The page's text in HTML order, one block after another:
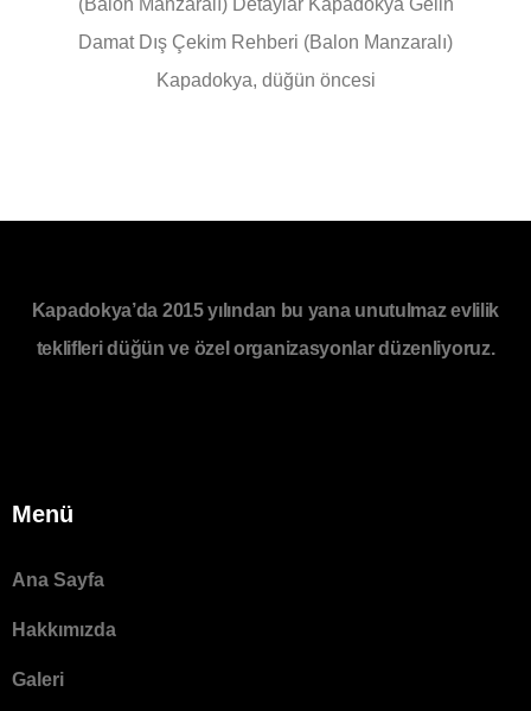
(Balon Manzaralı) Detaylar Kapadokya Gelin
Damat Dış Çekim Rehberi (Balon Manzaralı)
Kapadokya, düğün öncesi
Kapadokya’da 2015 yılından bu yana unutulmaz evlilik
teklifleri düğün ve özel organizasyonlar düzenliyoruz.
Menü
Ana Sayfa
Hakkımızda
Galeri